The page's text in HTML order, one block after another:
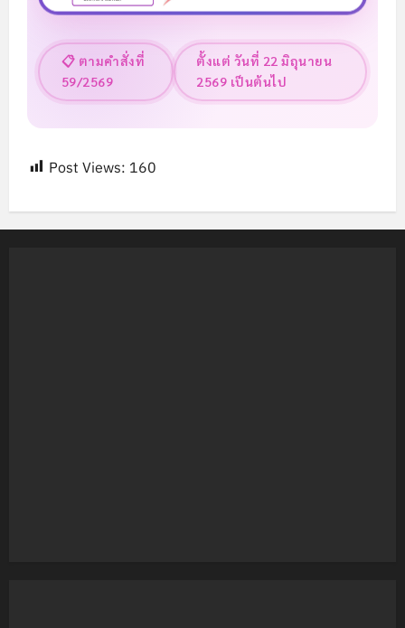
📋 ตามคำสั่งที่
59/2569
ตั้งแต่ วันที่ 22 มิถุนายน
2569 เป็นต้นไป
Post Views: 160